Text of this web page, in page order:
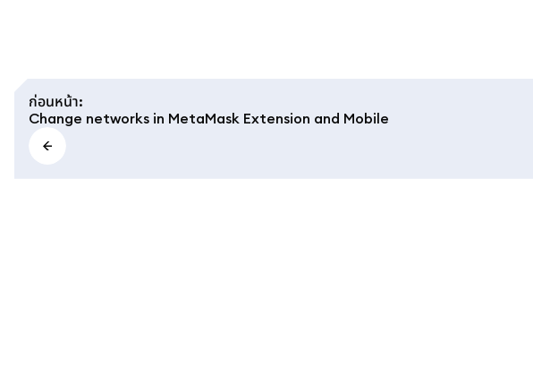
ก่อนหน้า:
Change networks in MetaMask Extension and Mobile